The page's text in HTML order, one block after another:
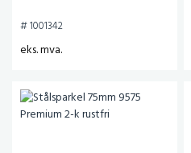
# 1001342
eks. mva.